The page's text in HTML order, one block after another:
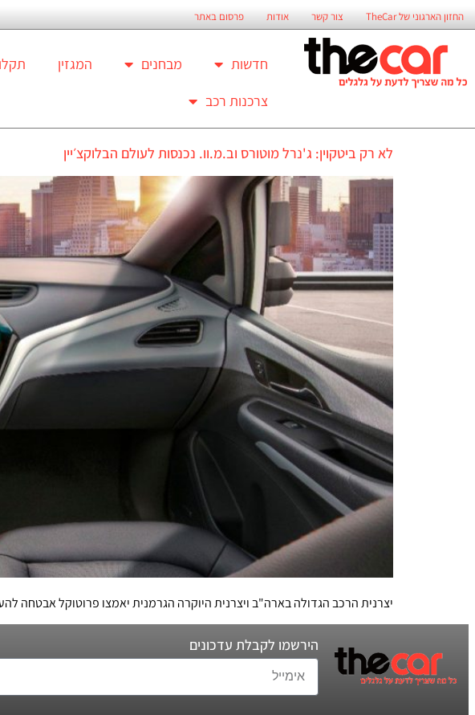
החזון הארגוני של TheCar צור קשר אודות פרסום באתר
חדשות מבחנים המגזין
צרכנות רכב
לא רק ביטקוין: ג'נרל מוטורס וב.מ.וו. נכנסות לעולם הבלוקצ׳יין
יצרנית הרכב הגדולה בארה"ב ויצרנית היוקרה הגרמנית יאמצו פרוטוקל אבטחה
הירשמו לקבלת עדכונים